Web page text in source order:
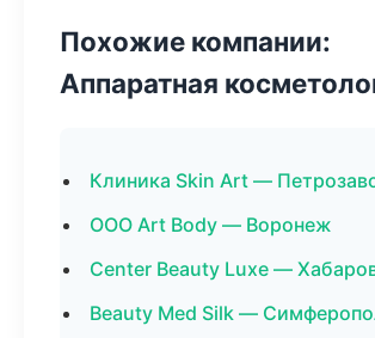
Похожие компании:
Аппаратная
Клиника Skin Art —
ООО Art Body — Воронеж
Center Beauty Luxe —
Beauty Med Silk —